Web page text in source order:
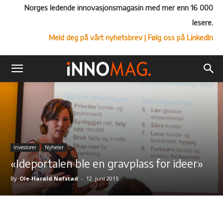
Norges ledende innovasjonsmagasin med mer enn 16 000
lesere.
Meld deg på vårt nyhetsbrev| Følg oss på LinkedIn
Investorer Nyheter
«Ideportalen ble en gravplass for ideer»
By Ole-Harald Nafstad - 12. juni 2015